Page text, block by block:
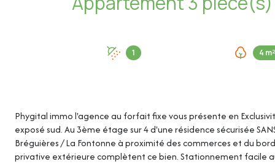
1 4 m²
Phygital immo l'agence au forfait fixe vous présente en
exposé sud. Au 3ème étage sur 4 d'une résidence sécurisée
Bréguières / La Fontonne à proximité des commerces et du
privative extérieure complètent ce bien. Stationnement facile